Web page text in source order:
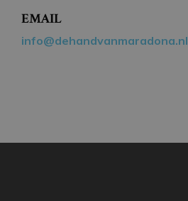
EMAIL
info@dehandvanmaradona.nl